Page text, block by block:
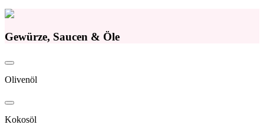
Gewürze, Saucen & Öle
Olivenöl
Kokosöl